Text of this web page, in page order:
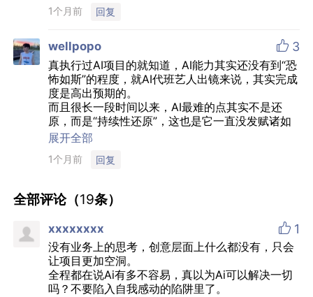
1个月前 回复
wellpopo  3
真执行过AI项目的就知道，AI能力其实还没有到“恐
怖如斯”的程度，就AI代班艺人出镜来说，其实完成
度是高出预期的。
而且很长一段时间以来，AI最难的点其实不是还
原，而是“持续性还原”，这也是它一直没发赋诸如
大电影这种长片的原因，这个项目比较难的part其
牌质感和电商传播效率，还是很考验团队的执行力
AI广告还有很长的发展期，但在现阶段，这个案例
至少证明了：AI不只是降本工具，也可以成为一种
新的内容生产协作方式。
展开全部
1个月前 回复
全部评论（19条）
xxxxxxxx  1
没有业务上的思考，创意层面上什么都没有，只会
让项目更加空洞。
全程都在说Ai有多不容易，真以为Ai可以解决一切
吗？不要陷入自我感动的陷阱里了。